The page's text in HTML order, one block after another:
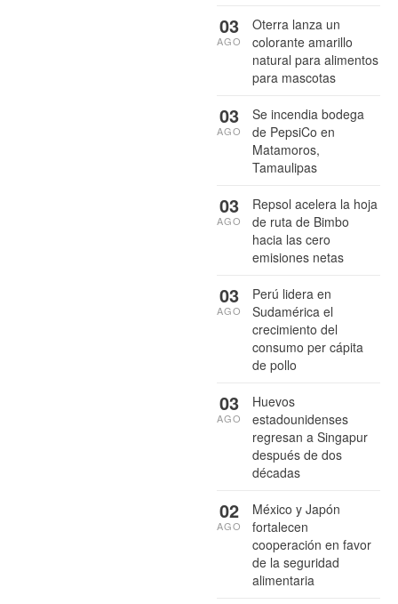
Oterra lanza un
colorante amarillo
natural para alimentos
para mascotas
03
AGO
Se incendia bodega
de PepsiCo en
Matamoros,
Tamaulipas
03
AGO
Repsol acelera la hoja
de ruta de Bimbo
hacia las cero
emisiones netas
03
AGO
Perú lidera en
Sudamérica el
crecimiento del
consumo per cápita
de pollo
03
AGO
Huevos
estadounidenses
regresan a Singapur
después de dos
décadas
03
AGO
México y Japón
fortalecen
cooperación en favor
de la seguridad
alimentaria
02
AGO